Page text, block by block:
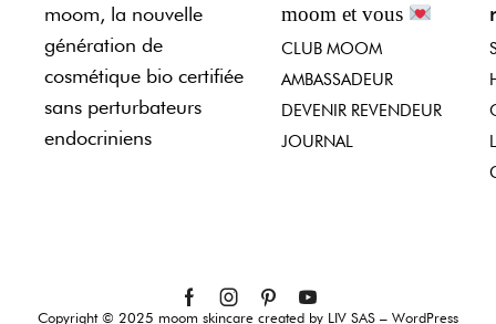
moom, la nouvelle
génération de
cosmétique bio certifiée
sans perturbateurs
endocriniens
moom et vous
CLUB MOOM
AMBASSADEUR
DEVENIR REVENDEUR
JOURNAL
Copyright © 2025 moom skincare created by LIV SAS – WordPress